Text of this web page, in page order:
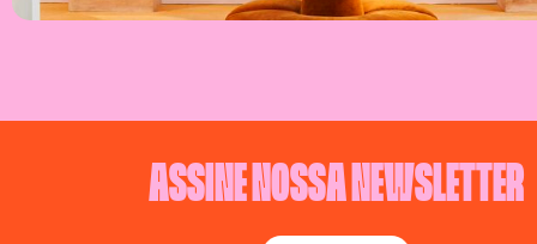
ASSINE NOSSA NEWSLETTER